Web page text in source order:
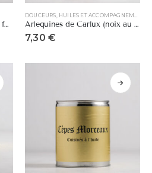
Aiguillettes de canard sauce foie gras Arlequines de Carlux (noix au chocolat)
7,30 €